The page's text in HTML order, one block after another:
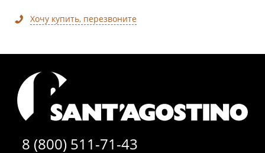
Хочу купить, перезвоните
8 (800) 511-71-43